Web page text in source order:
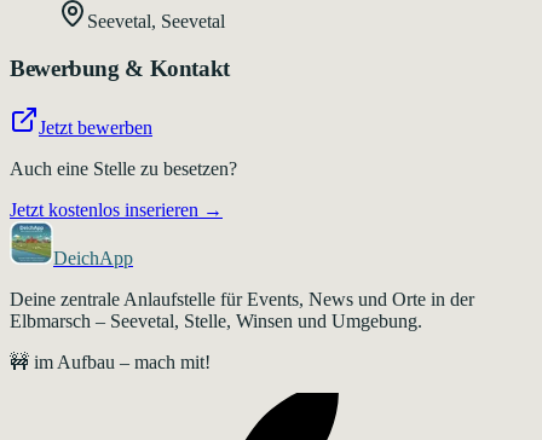
Seevetal, Seevetal
Bewerbung & Kontakt
Jetzt bewerben
Auch eine Stelle zu besetzen?
Jetzt kostenlos inserieren →
DeichApp
Deine zentrale Anlaufstelle für Events, News und Orte in der
Elbmarsch – Seevetal, Stelle, Winsen und Umgebung.
🚧 im Aufbau – mach mit!